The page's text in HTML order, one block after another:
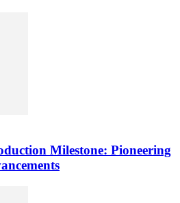
Milestone: Pioneering